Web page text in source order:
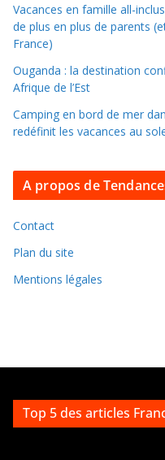
n
s
e
a
i
v
e
Vacances en famille all-
de plus en plus de parents
France)
Ouganda : la destination
Afrique de l’Est
Camping en bord de mer
redéfinit les vacances au
A propos de
Contact
Plan du site
Mentions légales
Top 5 des articles